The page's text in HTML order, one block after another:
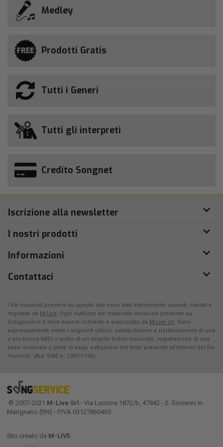
Medley
Prodotti Gratis
Tutti i Generi
Tutti gli interpreti
Credito Songnet
Iscrizione alla newsletter
I nostri prodotti
Informazioni
Contattaci
I file musicali presenti su questo sito sono stati interamente suonati, cantati e
registrati da M-Live. Ogni riutilizzo del materiale musicale presente su
Songservice.it deve essere richiesto e autorizzato da M-Live srl. Sono
espressamente vietati i seguenti utilizzi: estrapolazioni e rielaborazione di una
o più tracce MIDI o audio di un singolo brano musicale, registrazione di una
base musicale o parte di essa, estrazione del testo presente all'interno dei file
musicali. (Aut. SIAE n. 1287/I/106)
© 2007-2021 M-Live Srl - Via Luciona 1872/b, 47842 - S. Giovanni In
Marignano (RN) - P.IVA 03127860405
Sito creato da M-LIVE